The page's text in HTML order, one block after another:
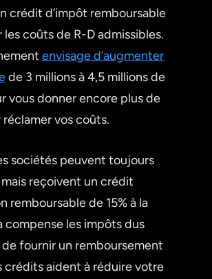
crédit d’impôt remboursable
les coûts de R-D admissibles.
envisage d’augmenter
de 3 millions à 4,5 millions de
vous donner encore plus de
vos coûts.
sociétés peuvent toujours
reçoivent un crédit
remboursable de 15% à la
compense les impôts dus
fournir un remboursement
crédits aident à réduire votre